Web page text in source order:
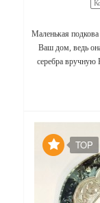
Маленькая подкова
Ваш дом, ведь
серебра вручную
TOP